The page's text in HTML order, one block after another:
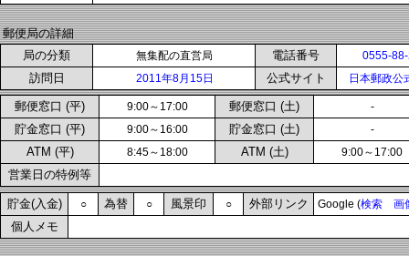
郵便局の詳細
局の分類
無集配の直営局 電話番号 0555-
訪問日 2011年8月15日 公式サイト 日本郵政公
郵便窓口 (平) 9:00～17:00 郵便窓口 (土) -
貯金窓口 (平) 9:00～16:00 貯金窓口 (土) -
ATM (平) 8:45～18:00 ATM (土) 9:00～17:00
営業日の特例等
貯金(入金) ○ 為替 ○ 風景印 ○ 外部リンク Google (検索 画
個人メモ